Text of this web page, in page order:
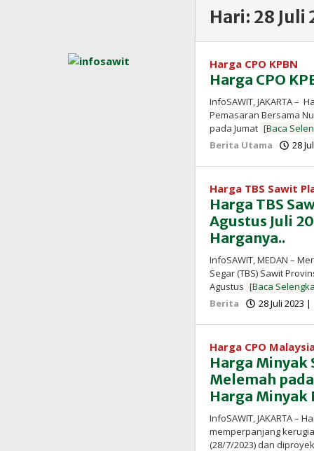
Hari: 28 Juli
Harga CPO KPBN
Harga CPO
InfoSAWIT, JAKARTA –
Pemasaran Bersama
pada Jumat [Baca
Berita Utama
28
Harga TBS Sawit
Harga TBS
Agustus Juli
Harganya..
InfoSAWIT, MEDAN –
Segar (TBS) Sawit
Agustus [Baca
Berita
28 Juli 2023 |
Harga CPO
Harga Minyak
Melemah
Harga Minyak
InfoSAWIT, JAKARTA –
memperpanjang
(28/7/2023) dan